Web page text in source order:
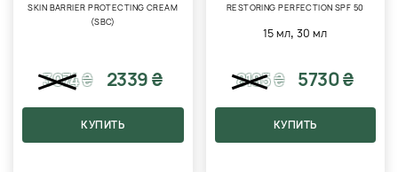
SKIN BARRIER PROTECTING CREAM
(SBC)
3074₴ 2339 ₴
КУПИТЬ
RESTORING PERFECTION SPF 50
15 мл,30 мл
8185₴ 5730 ₴
КУПИТЬ